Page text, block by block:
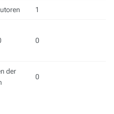
1
0
der
0